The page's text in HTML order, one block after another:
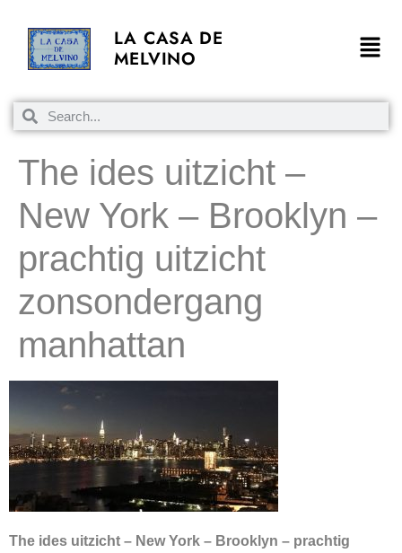
LA CASA DE
MELVINO
The ides uitzicht –
New York – Brooklyn –
prachtig uitzicht
zonsondergang
manhattan
The ides uitzicht – New York – Brooklyn – prachtig